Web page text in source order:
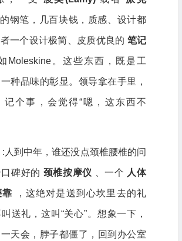
的钢笔，几百块钱，质感、设计都
一个设计极简、皮质优良的 笔记
Moleskine。这些东西，既是工
种品味的彰显。领导拿在手里，
记个事，会觉得“嗯，这东西不
:人到中年，谁还没点颈椎腰椎的问
碑好的 颈椎按摩仪 、一个 人体
靠 ，这绝对是送到心坎里去的礼
送礼，这叫“关心”。想象一下，
天会，脖子都僵了，回到办公室